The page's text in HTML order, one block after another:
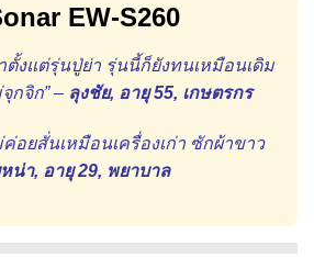
EW-S260
ตั้งแต่รุ่นปู่ย่า รุ่นนี้ก็ยังทนเหมือนเดิม
กจิก” – ลุงชัย, อายุ 55, เกษตรกร
ค่อยสั่นเหมือนเครื่องเก่า ซักผ้าขาว
น่า, อายุ 29, พยาบาล